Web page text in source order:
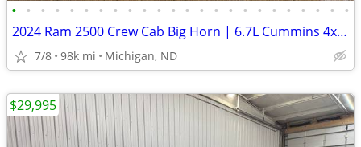
• • • • • • • • • • • • • • • • • • • • • • • •
2024 Ram 2500 Crew Cab Big Horn | 6.7L Cummins 4x4 6-1/3ft | 98k Miles
7/8 98k mi Michigan, ND
$29,995